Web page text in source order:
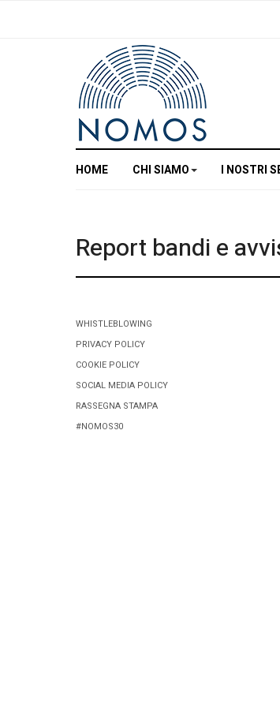
HOME CHI SIAMO I NOSTRI
Report bandi e
WHISTLEBLOWING
PRIVACY POLICY
COOKIE POLICY
SOCIAL MEDIA POLICY
RASSEGNA STAMPA
#NOMOS30